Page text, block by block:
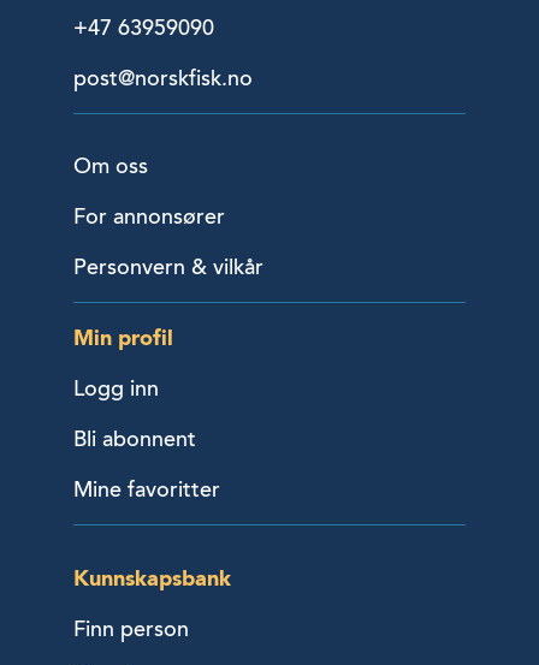
+47 63959090
post@norskfisk.no
Om oss
For annonsører
Personvern & vilkår
Min profil
Logg inn
Bli abonnent
Mine favoritter
Kunnskapsbank
Finn person